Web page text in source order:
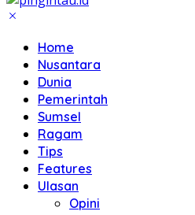
Home
Nusantara
Dunia
Pemerintah
Sumsel
Ragam
Tips
Features
Ulasan
Opini